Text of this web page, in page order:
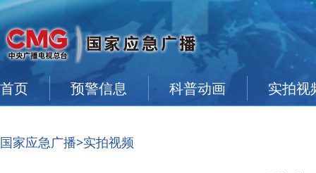
首页 预警信息 科普动画 实拍视
国家应急广播>实拍视频